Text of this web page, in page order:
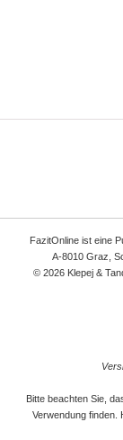
FazitOnline ist eine
A-8010 Graz,
© 2026 Klepej &
Bitte beachten Sie,
Verwendung finden.